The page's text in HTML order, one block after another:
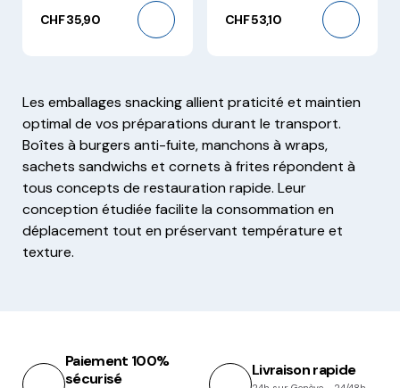
CHF 35,90 CHF 53,10
Les emballages snacking allient praticité et maintien
optimal de vos préparations durant le transport.
Boîtes à burgers anti-fuite, manchons à wraps,
sachets sandwichs et cornets à frites répondent à
tous concepts de restauration rapide. Leur
conception étudiée facilite la consommation en
déplacement tout en préservant température et
texture.
Paiement 100%
sécurisé
Livraison rapide